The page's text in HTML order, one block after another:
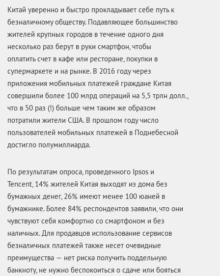
Китай уверенно и быстро прокладывает себе путь к
безналичному обществу. Подавляющее большинство
жителей крупных городов в течение одного дня
несколько раз берут в руки смартфон, чтобы
оплатить счет в кафе или ресторане, покупки в
супермаркете и на рынке. В 2016 году через
приложения мобильных платежей граждане Китая
совершили более 100 млрд операций на 5,5 трлн долл.,
что в 50 раз (!) больше чем таким же образом
потратили жители США. В прошлом году число
пользователей мобильных платежей в Поднебесной
достигло полумиллиарда.
По результатам опроса, проведенного Ipsos и
Tencent, 14% жителей Китая выходят из дома без
бумажных денег, 26% имеют менее 100 юаней в
бумажнике. Более 84% респондентов заявили, что они
чувствуют себя комфортно со смартфоном и без
наличных. Для продавцов использование сервисов
безналичных платежей также несет очевидные
преимущества — нет риска получить поддельную
банкноту, не нужно беспокоиться о сдаче или бояться